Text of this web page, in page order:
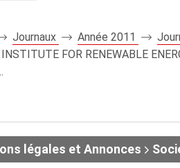
Journaux Année 2011
INSTITUTE FOR RENEWABLE
légales et Annonces